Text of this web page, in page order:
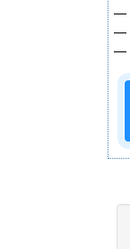
—
—
—